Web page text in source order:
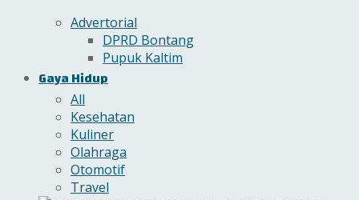
Advertorial
DPRD Bontang
Pupuk Kaltim
Gaya Hidup
All
Kesehatan
Kuliner
Olahraga
Otomotif
Travel